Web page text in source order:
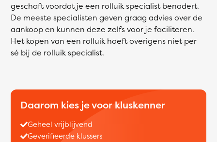
geschaft voordat je een rolluik specialist benadert.
De meeste specialisten geven graag advies over de
aankoop en kunnen deze zelfs voor je faciliteren.
Het kopen van een rolluik hoeft overigens niet per
sé bij de rolluik specialist.
Daarom kies je voor kluskenner
Geheel vrijblijvend
Geverifieerde klussers